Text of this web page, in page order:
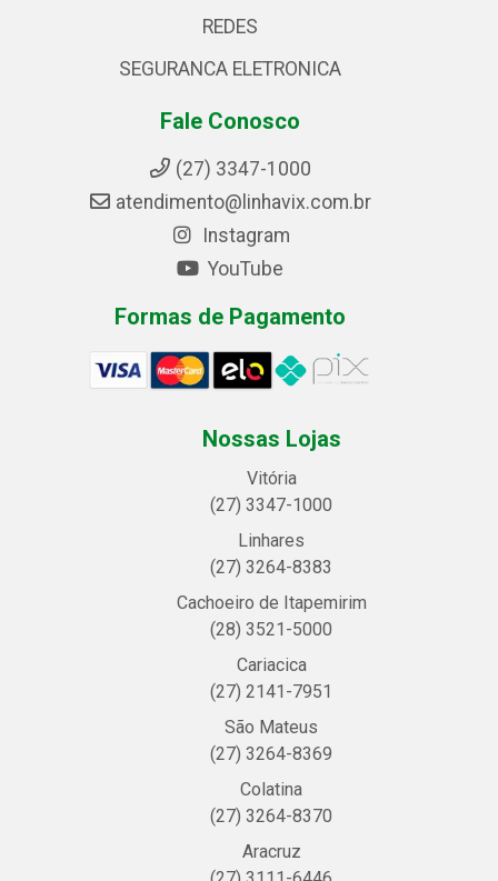
REDES
SEGURANCA ELETRONICA
Fale Conosco
(27) 3347-1000
atendimento@linhavix.com.br
Instagram
YouTube
Formas de Pagamento
Nossas Lojas
Vitória
(27) 3347-1000
Linhares
(27) 3264-8383
Cachoeiro de Itapemirim
(28) 3521-5000
Cariacica
(27) 2141-7951
São Mateus
(27) 3264-8369
Colatina
(27) 3264-8370
Aracruz